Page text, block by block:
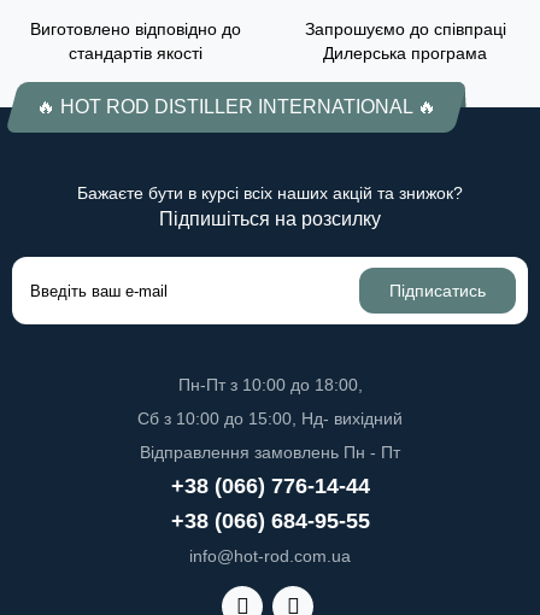
Виготовлено відповідно до
стандартів якості
Запрошуємо до співпраці
Дилерська програма
🔥 HOT ROD DISTILLER INTERNATIONAL 🔥
Бажаєте бути в курсі всіх наших акцій та знижок?
Підпишіться на розсилку
Підписатись
Пн-Пт з 10:00 до 18:00,
Сб з 10:00 до 15:00, Нд- вихідний
Відправлення замовлень Пн - Пт
+38 (066) 776-14-44
+38 (066) 684-95-55
info@hot-rod.com.ua